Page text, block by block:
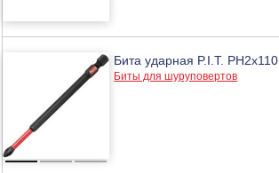
Бита ударная P.I.T.
Биты для шуруповертов